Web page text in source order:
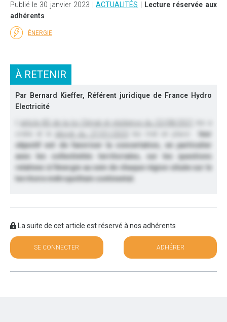
Publié le 30 janvier 2023 |ACTUALITÉS
Lecture réservée aux
adhérents
ÉNERGIE
À RETENIR
Par Bernard Kieffer, Référent juridique de France Hydro
Electricité
article 83 de la loi Climat et résilience du 22/08/2021
leur
objectif est de favoriser la concertation, en particulier
avec les collectivités territoriales, sur les questions
relatives à l’énergie au sein de chaque région située sur le
territoire métropolitain continental.
La suite de cet article est réservé à nos adhérents
SE CONNECTER ADHÉRER